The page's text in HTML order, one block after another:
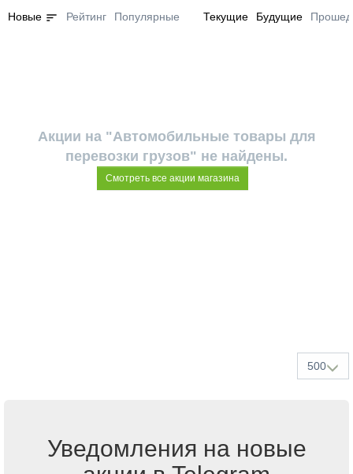
Новые sort Рейтинг Популярные Текущие Будущие
Акции на "Автомобильные товары для
перевозки грузов" не найдены.
Смотреть все акции магазина
500
Уведомления на новые